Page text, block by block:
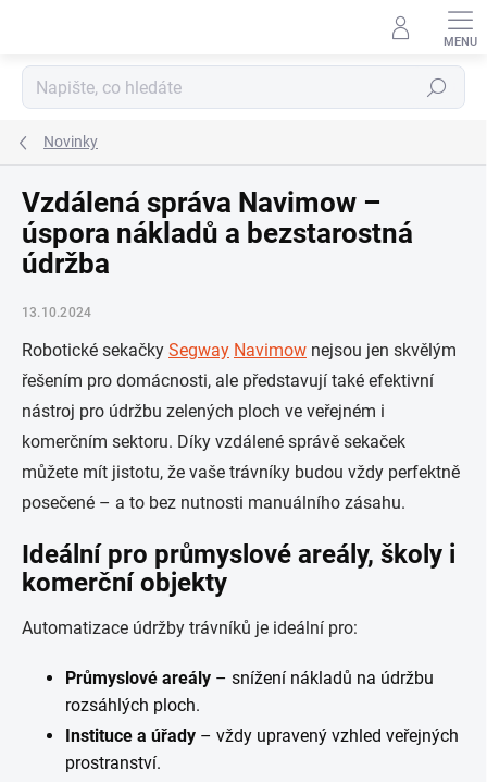
Hledat
Novinky
Vzdálená správa Navimow –
úspora nákladů a bezstarostná
údržba
13.10.2024
Robotické sekačky Segway Navimow nejsou jen skvělým
řešením pro domácnosti, ale představují také efektivní
nástroj pro údržbu zelených ploch ve veřejném i
komerčním sektoru. Díky vzdálené správě sekaček
můžete mít jistotu, že vaše trávníky budou vždy perfektně
posečené – a to bez nutnosti manuálního zásahu.
Ideální pro průmyslové areály, školy i
komerční objekty
Automatizace údržby trávníků je ideální pro:
Průmyslové areály – snížení nákladů na údržbu
rozsáhlých ploch.
Instituce a úřady – vždy upravený vzhled veřejných
prostranství.